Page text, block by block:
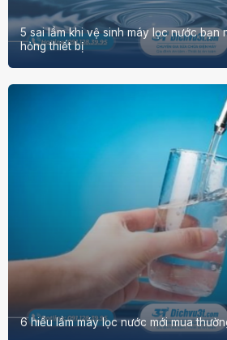
5 sai lầm khi vệ sinh máy lọc nước bạn
hỏng thiết bị
6 hiểu lầm máy lọc nước mới mua